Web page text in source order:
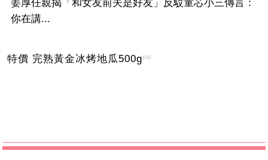
姜厚任親揭「和女友前夫是好友」反駁童芯小三傳言：
你在講...
特價 完熟黃金冰烤地瓜500gPR